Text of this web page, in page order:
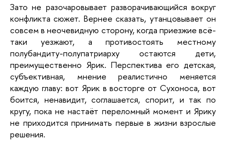
Зато не разочаровывает разворачивающийся вокруг
конфликта сюжет. Вернее сказать, утанцовывает он
совсем в неочевидную сторону, когда приезжие всё-
таки уезжают, а противостоять местному
полубандиту-полупатриарху остаются дети,
преимущественно Ярик. Перспектива его детская,
субъективная, мнение реалистично меняется
каждую главу: вот Ярик в восторге от Сухоноса, вот
боится, ненавидит, соглашается, спорит, и так по
кругу, пока не настаёт переломный момент и Ярику
не приходится принимать первые в жизни взрослые
решения.